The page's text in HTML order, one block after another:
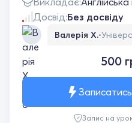
Досвід:Без досвіду
Валерія Х.•
уроків з
шукала
здавалося, що
сучасний і
500
Запис на